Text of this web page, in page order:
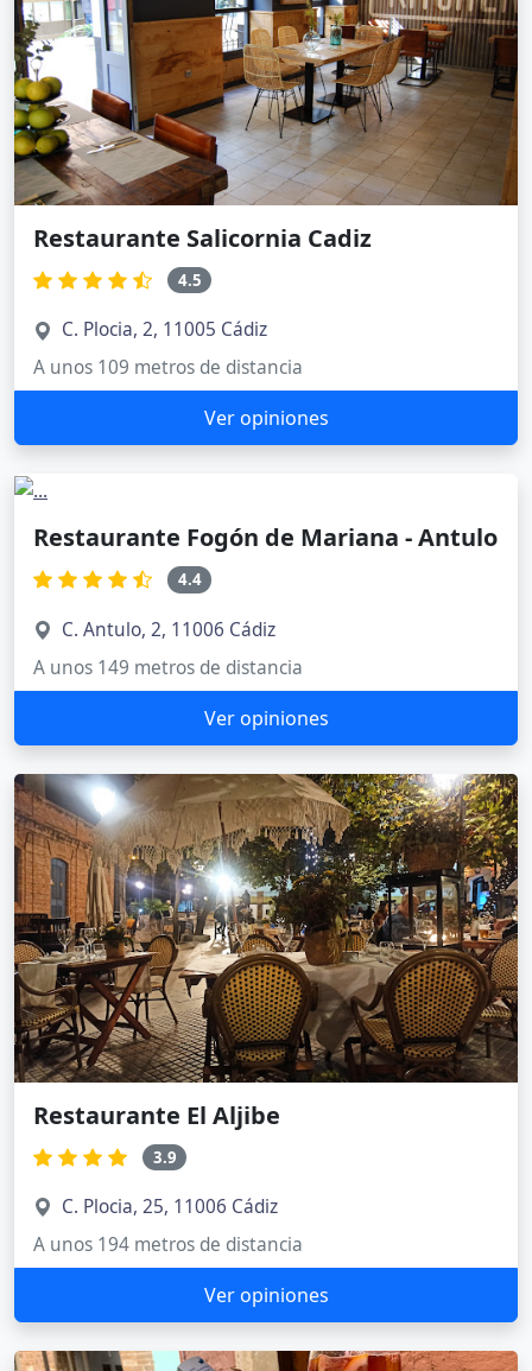
Restaurante Salicornia Cadiz
4.5
C. Plocia, 2, 11005 Cádiz
A unos 109 metros de distancia
Ver opiniones
Restaurante Fogón de Mariana - Antulo
4.4
C. Antulo, 2, 11006 Cádiz
A unos 149 metros de distancia
Ver opiniones
Restaurante El Aljibe
3.9
C. Plocia, 25, 11006 Cádiz
A unos 194 metros de distancia
Ver opiniones